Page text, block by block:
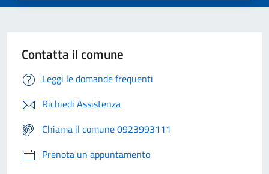
Contatta il comune
Leggi le domande frequenti
Richiedi Assistenza
Chiama il comune 0923993111
Prenota un appuntamento